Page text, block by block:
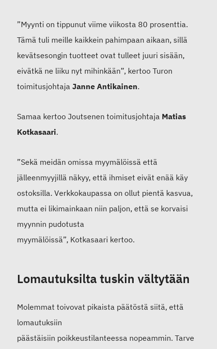
”Myynti on tippunut viime viikosta 80 prosenttia.
Tämä tuli meille kaikkein pahimpaan aikaan, sillä
kevätsesongin tuotteet ovat tulleet juuri sisään,
eivätkä ne liiku nyt mihinkään”, kertoo Turon
toimitusjohtaja Janne Antikainen.
Samaa kertoo Joutsenen toimitusjohtaja Matias
Kotkasaari.
”Sekä meidän omissa myymälöissä että
jälleenmyyjillä näkyy, että ihmiset eivät enää käy
ostoksilla. Verkkokaupassa on ollut pientä kasvua,
mutta ei likimainkaan niin paljon, että se korvaisi
myynnin pudotusta
myymälöissä”, Kotkasaari kertoo.
Lomautuksilta tuskin vältytään
Molemmat toivovat pikaista päätöstä siitä, että
lomautuksiin
päästäisiin poikkeustilanteessa nopeammin. Tarve